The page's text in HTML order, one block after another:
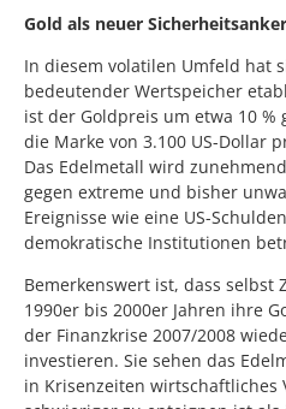
Gold als neuer Sicherheitsanker
In diesem volatilen Umfeld hat
bedeutender Wertspeicher
ist der Goldpreis um etwa 10
die Marke von 3.100 US-Dollar
Das Edelmetall wird
gegen extreme und bisher
Ereignisse wie eine US-
demokratische Institutionen
Bemerkenswert ist, dass selbst
1990er bis 2000er Jahren ihre
der Finanzkrise 2007/2008
investieren. Sie sehen das
in Krisenzeiten wirtschaftliches